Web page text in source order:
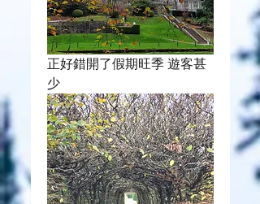
正好錯開了假期旺季 遊客甚
少